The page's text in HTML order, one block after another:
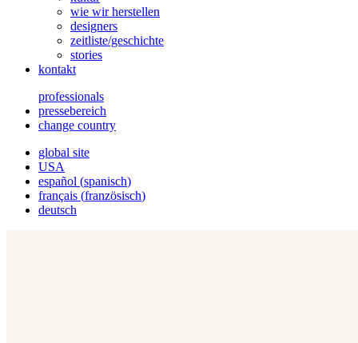
wie wir herstellen
designers
zeitliste/geschichte
stories
kontakt
professionals
pressebereich
change country
global site
USA
español (spanisch)
français (französisch)
deutsch